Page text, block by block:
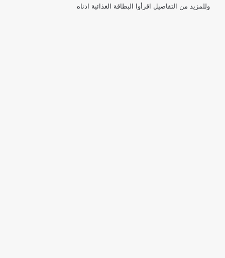
وللمزيد من التفاصيل اقرأوا البطاقة الغذائية ادناه